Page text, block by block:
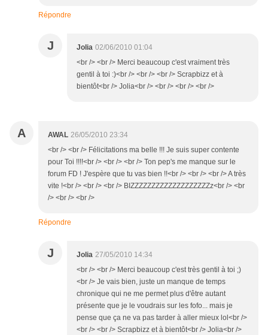
Répondre
J Jolia 02/06/2010 01:04
<br /> <br /> Merci beaucoup c'est vraiment très
gentil à toi :)<br /> <br /> <br /> Scrapbizz et à
bientôt<br /> Jolia<br /> <br /> <br /> <br />
A AWAL 26/05/2010 23:34
<br /> <br /> Félicitations ma belle !!! Je suis super contente
pour Toi !!!!<br /> <br /> <br /> Ton pep's me manque sur le
forum FD ! J'espère que tu vas bien !!<br /> <br /> <br /> A très
vite !<br /> <br /> <br /> BIZZZZZZZZZZZZZZZZZZZz<br /> <br
/> <br /> <br />
Répondre
J Jolia 27/05/2010 14:34
<br /> <br /> Merci beaucoup c'est très gentil à toi ;)
<br /> Je vais bien, juste un manque de temps
chronique qui ne me permet plus d'être autant
présente que je le voudrais sur les fofo... mais je
pense que ça ne va pas tarder à aller mieux lol<br />
<br /> <br /> Scrapbizz et à bientôt<br /> Jolia<br />